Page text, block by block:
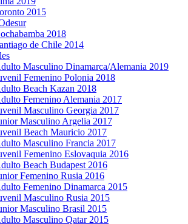
2015
2018
de Chile 2014
Masculino Dinamarca/Alemania 2019
Femenino Polonia 2018
Beach Kazan 2018
Femenino Alemania 2017
Masculino Georgia 2017
Masculino Argelia 2017
Beach Mauricio 2017
Masculino Francia 2017
Femenino Eslovaquia 2016
Beach Budapest 2016
Femenino Rusia 2016
Femenino Dinamarca 2015
Masculino Rusia 2015
Masculino Brasil 2015
Masculino Qatar 2015